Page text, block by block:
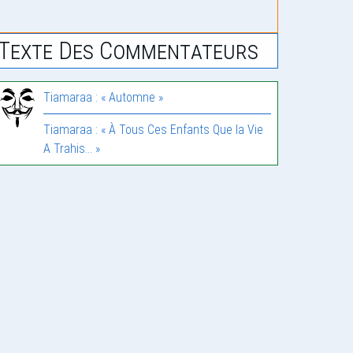
Des Commentateurs
Tiamaraa : « Automne »
Tiamaraa : « À Tous Ces Enfants Que la Vie
A Trahis… »